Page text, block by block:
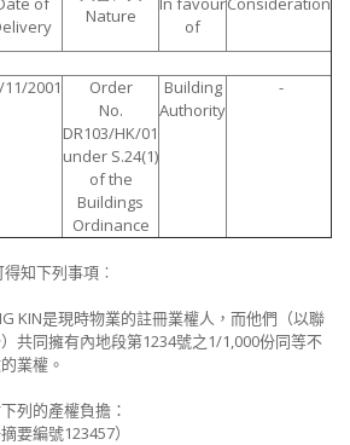
Nature
of
11/2001
Order
No.
DR103/HK/01
under S.24(1)
of the
Buildings
Ordinance
Building
Authority
-
知下列事項︰
KIN是現時物業的註冊業權人，而他們（以聯
共同擁有內地段第1234號之1/1,000份同等不
業權。
列的產權負擔：
要編號123457）